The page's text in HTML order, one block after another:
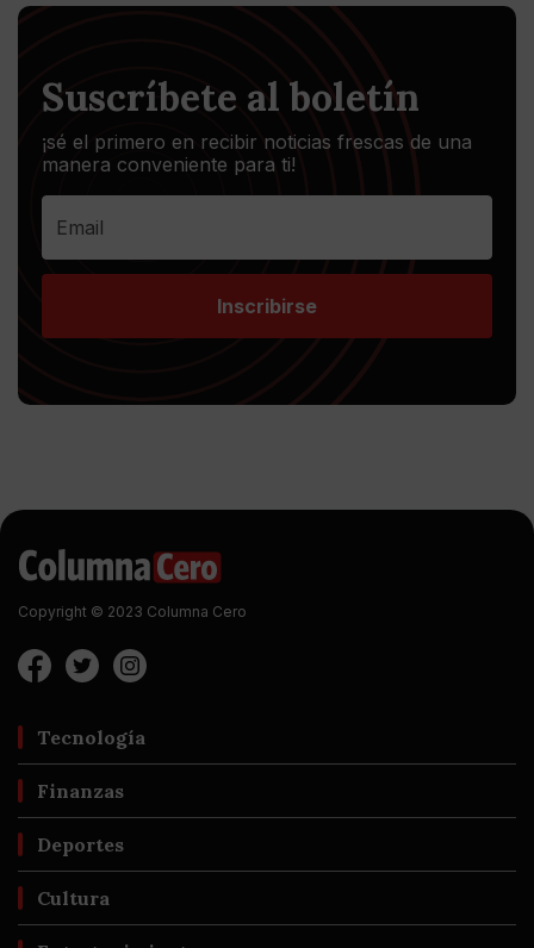
Suscríbete al boletín
¡sé el primero en recibir noticias frescas de una
manera conveniente para ti!
Inscribirse
Copyright © 2023 Columna Cero
Tecnología
Finanzas
Deportes
Cultura